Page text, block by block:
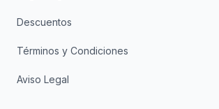
Descuentos
Términos y Condiciones
Aviso Legal